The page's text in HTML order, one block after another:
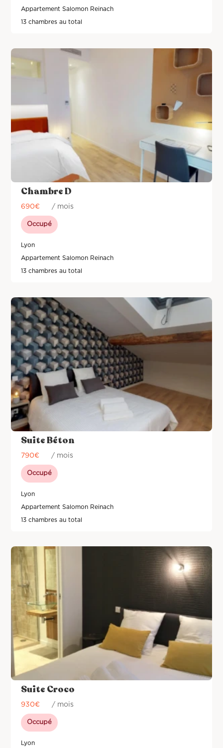
Appartement Salomon Reinach
13 chambres au total
Chambre D
690€ / mois
Occupé
Lyon
Appartement Salomon Reinach
13 chambres au total
Suite Béton
790€ / mois
Occupé
Lyon
Appartement Salomon Reinach
13 chambres au total
Suite Croco
930€ / mois
Occupé
Lyon